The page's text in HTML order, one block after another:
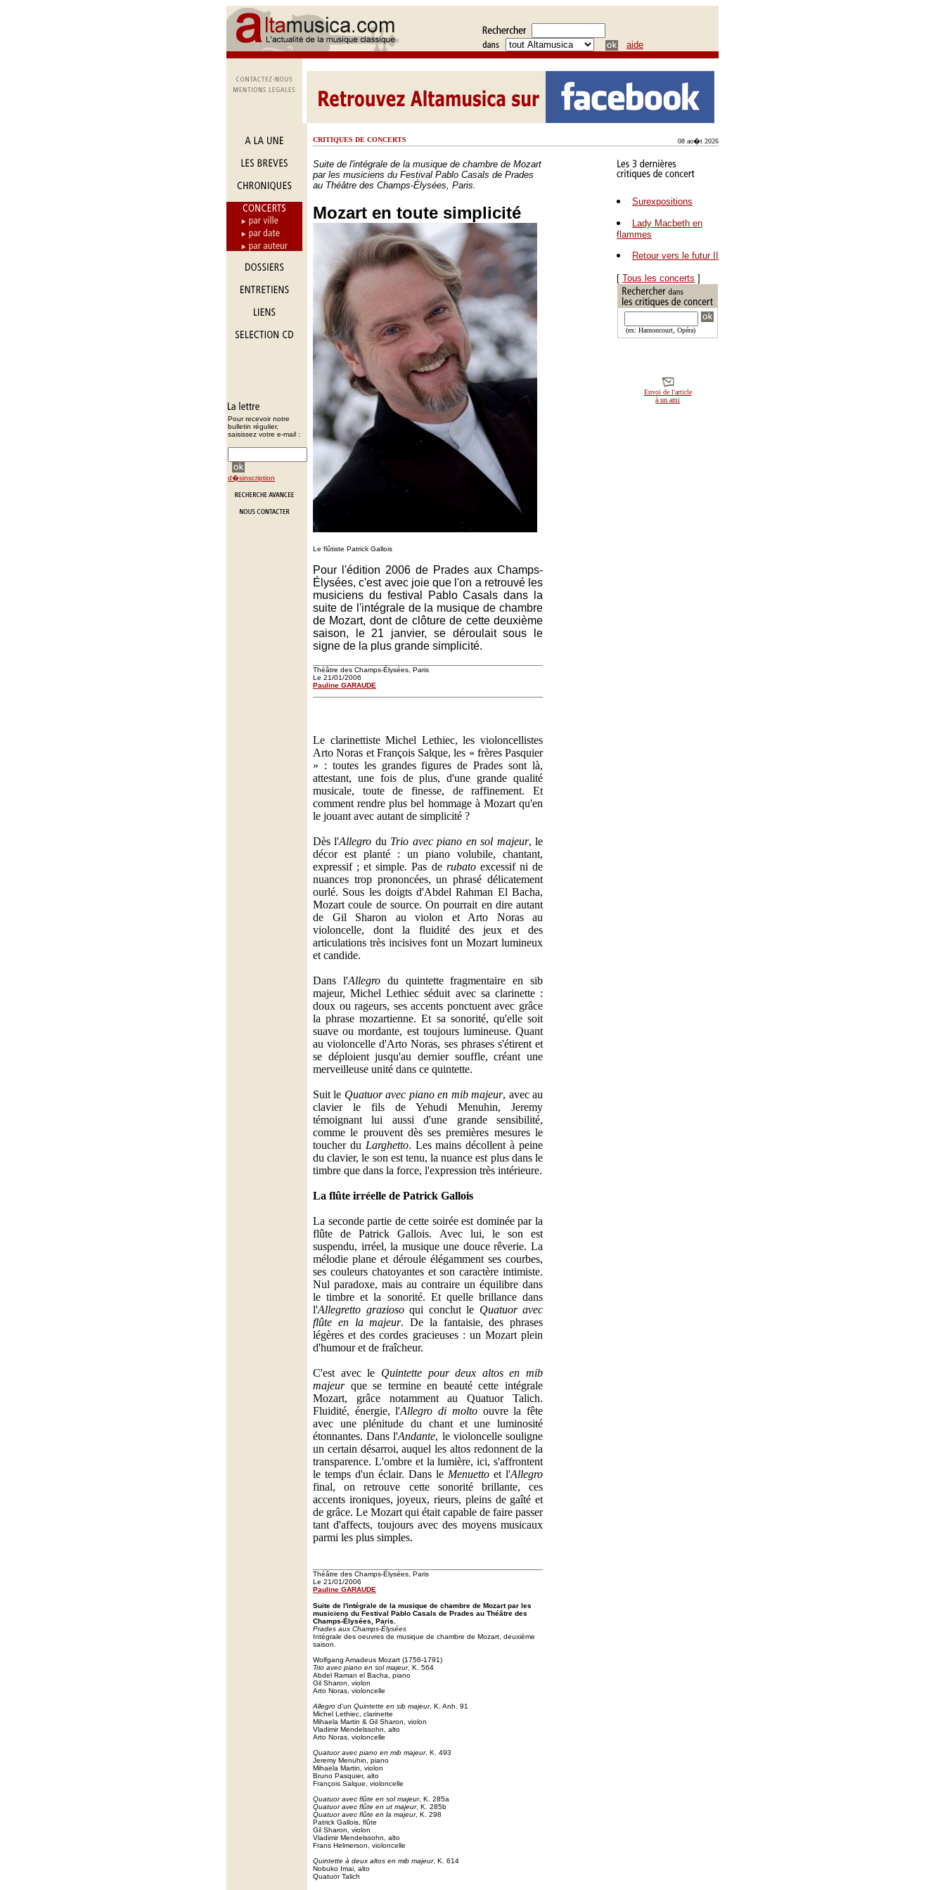
aide
Pour recevoir notre
bulletin régulier,
saisissez votre e-mail :
d�sinscription
CRITIQUES DE CONCERTS 08 ao�t 2026
Suite de l'intégrale de la musique de chambre de Mozart
par les musiciens du Festival Pablo Casals de Prades
au Théâtre des Champs-Élysées, Paris.
Mozart en toute simplicité
Le flûtiste Patrick Gallois
Pour l'édition 2006 de Prades aux Champs-
Élysées, c'est avec joie que l'on a retrouvé les
musiciens du festival Pablo Casals dans la
suite de l'intégrale de la musique de chambre
de Mozart, dont de clôture de cette deuxième
saison, le 21 janvier, se déroulait sous le
signe de la plus grande simplicité.
Théâtre des Champs-Élysées, Paris
Le 21/01/2006
Pauline GARAUDE
Surexpositions
Lady Macbeth en
flammes
Retour vers le futur II
[ Tous les concerts ]
(ex: Harnoncourt, Opéra)
Envoi de l'article
à un ami
Le clarinettiste Michel Lethiec, les violoncellistes
Arto Noras et François Salque, les « frères Pasquier
» : toutes les grandes figures de Prades sont là,
attestant, une fois de plus, d'une grande qualité
musicale, toute de finesse, de raffinement. Et
comment rendre plus bel hommage à Mozart qu'en
le jouant avec autant de simplicité ?
Dès l'Allegro du Trio avec piano en sol majeur, le
décor est planté : un piano volubile, chantant,
expressif ; et simple. Pas de rubatoexcessif ni de
nuances trop prononcées, un phrasé délicatement
ourlé. Sous les doigts d'Abdel Rahman El Bacha,
Mozart coule de source. On pourrait en dire autant
de Gil Sharon au violon et Arto Noras au
violoncelle, dont la fluidité des jeux et des
articulations très incisives font un Mozart lumineux
et candide.
Dans l'Allegrodu quintette fragmentaire en sib
majeur, Michel Lethiec séduit avec sa clarinette :
doux ou rageurs, ses accents ponctuent avec grâce
la phrase mozartienne. Et sa sonorité, qu'elle soit
suave ou mordante, est toujours lumineuse. Quant
au violoncelle d'Arto Noras, ses phrases s'étirent et
se déploient jusqu'au dernier souffle, créant une
merveilleuse unité dans ce quintette.
Suit le Quatuor avec piano en mib majeur, avec au
clavier le fils de Yehudi Menuhin, Jeremy
témoignant lui aussi d'une grande sensibilité,
comme le prouvent dès ses premières mesures le
toucher du Larghetto. Les mains décollent à peine
du clavier, le son est tenu, la nuance est plus dans le
timbre que dans la force, l'expression très intérieure.
La flûte irréelle de Patrick Gallois
La seconde partie de cette soirée est dominée par la
flûte de Patrick Gallois. Avec lui, le son est
suspendu, irréel, la musique une douce rêverie. La
mélodie plane et déroule élégamment ses courbes,
ses couleurs chatoyantes et son caractère intimiste.
Nul paradoxe, mais au contraire un équilibre dans
le timbre et la sonorité. Et quelle brillance dans
l'Allegretto graziosoqui conclut le Quatuor avec
flûte en la majeur. De la fantaisie, des phrases
légères et des cordes gracieuses : un Mozart plein
d'humour et de fraîcheur.
C'est avec le Quintette pour deux altos en mib
majeurque se termine en beauté cette intégrale
Mozart, grâce notamment au Quatuor Talich.
Fluidité, énergie, l'Allegro di moltoouvre la fête
avec une plénitude du chant et une luminosité
étonnantes. Dans l'Andante, le violoncelle souligne
un certain désarroi, auquel les altos redonnent de la
transparence. L'ombre et la lumière, ici, s'affrontent
le temps d'un éclair. Dans le Menuetto et l'Allegro
final, on retrouve cette sonorité brillante, ces
accents ironiques, joyeux, rieurs, pleins de gaîté et
de grâce. Le Mozart qui était capable de faire passer
tant d'affects, toujours avec des moyens musicaux
parmi les plus simples.
Théâtre des Champs-Élysées, Paris
Le 21/01/2006
Pauline GARAUDE
Suite de l'intégrale de la musique de chambre de Mozart par les
musiciens du Festival Pablo Casals de Prades au Théâtre des
Champs-Élysées, Paris.
Prades aux Champs-Élysées
Intégrale des oeuvres de musique de chambre de Mozart, deuxième
saison.
Wolfgang Amadeus Mozart (1756-1791)
Trio avec piano en sol majeur, K. 564
Abdel Raman el Bacha, piano
Gil Sharon, violon
Arto Noras, violoncelle
Allegro d'un Quintette en sib majeur, K. Anh. 91
Michel Lethiec, clarinette
Mihaela Martin & Gil Sharon, violon
Vladimir Mendelssohn, alto
Arto Noras, violoncelle
Quatuor avec piano en mib majeur, K. 493
Jeremy Menuhin, piano
Mihaela Martin, violon
Bruno Pasquier, alto
François Salque, violoncelle
Quatuor avec flûte en sol majeur, K. 285a
Quatuor avec flûte en ut majeur, K. 285b
Quatuor avec flûte en la majeur, K. 298
Patrick Gallois, flûte
Gil Sharon, violon
Vladimir Mendelssohn, alto
Frans Helmerson, violoncelle
Quintette à deux altos en mib majeur, K. 614
Nobuko Imai, alto
Quatuor Talich